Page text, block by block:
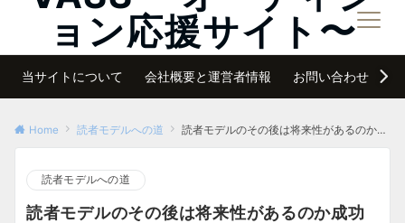
ョン応援サイト〜メニュー
当サイトについて 会社概要と運営者情報 お問い合わせ
Home 読者モデルへの道 読者モデルのその後は将来性があるのか成功例と失敗例を交えて紹介
読者モデルへの道
読者モデルのその後は将来性があるのか成功